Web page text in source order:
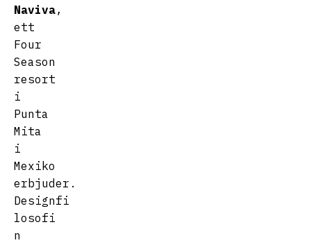
Naviva,
ett
Four
Season
resort
i
Punta
Mita
i
Mexiko
erbjuder.
Designfi
losofi
n